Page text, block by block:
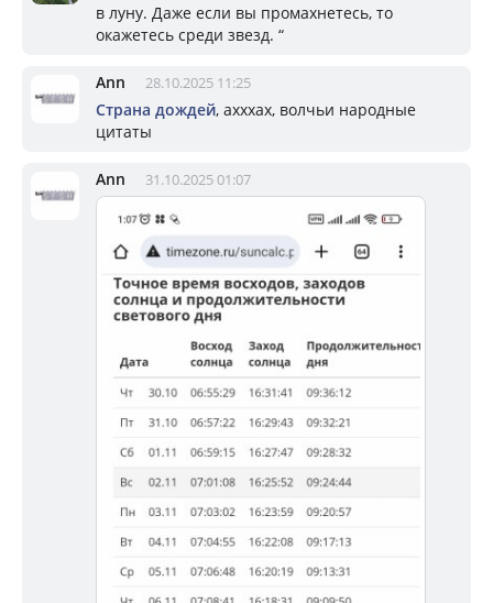
в луну. Даже если вы промахнетесь, то
окажетесь среди звезд. “
Ann 28.10.2025 11:25
Страна дождей, ахххах, волчьи народные
цитаты
Ann 31.10.2025 01:07